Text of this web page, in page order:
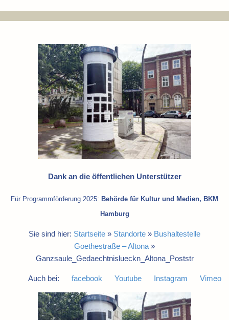
Dank an die öffentlichen Unterstützer
Für Programmförderung 2025: Behörde für Kultur und Medien, BKM
Hamburg
Sie sind hier: Startseite » Standorte » Bushaltestelle
Goethestraße – Altona »
Ganzsaule_Gedaechtnislueckn_Altona_Poststr
Auch bei: facebook Youtube Instagram Vimeo